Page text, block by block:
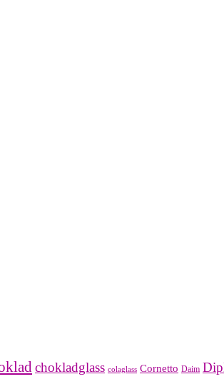
chokladglass colaglass Cornetto Daim